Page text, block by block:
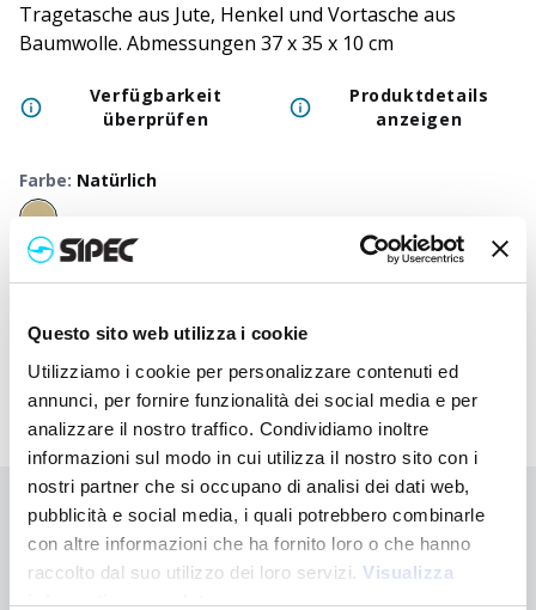
Questo sito web utilizza i cookie
Utilizziamo i cookie per personalizzare contenuti ed
annunci, per fornire funzionalità dei social media e per
analizzare il nostro traffico. Condividiamo inoltre
informazioni sul modo in cui utilizza il nostro sito con i
nostri partner che si occupano di analisi dei dati web,
pubblicità e social media, i quali potrebbero combinarle
con altre informazioni che ha fornito loro o che hanno
raccolto dal suo utilizzo dei loro servizi. Visualizza
informativa completa
Tragetasche aus Jute, Henkel und Vortasche aus
Baumwolle. Abmessungen 37 x 35 x 10 cm
Verfügbarkeit
überprüfen
Produktdetails
anzeigen
Farbe: Natürlich
50+ 100+ 250+ 500+ 1000+
Druckpreis
3,730€ 3,683€ 3,635
Sie haben nicht gefunden, wonach Sie suchen?
Kontaktieren Sie uns, wenn Sie Hilfe benötigen, oder fordern Sie
Ihre kundenspezifische Bestellung an